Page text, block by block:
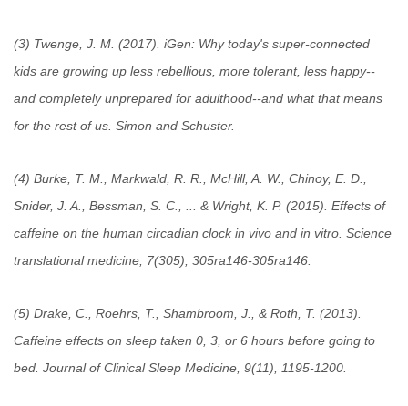
(3) Twenge, J. M. (2017). iGen: Why today's super-connected
kids are growing up less rebellious, more tolerant, less happy--
and completely unprepared for adulthood--and what that means
for the rest of us. Simon and Schuster.
(4) Burke, T. M., Markwald, R. R., McHill, A. W., Chinoy, E. D.,
Snider, J. A., Bessman, S. C., ... & Wright, K. P. (2015). Effects of
caffeine on the human circadian clock in vivo and in vitro. Science
translational medicine, 7(305), 305ra146-305ra146.
(5) Drake, C., Roehrs, T., Shambroom, J., & Roth, T. (2013).
Caffeine effects on sleep taken 0, 3, or 6 hours before going to
bed. Journal of Clinical Sleep Medicine, 9(11), 1195-1200.